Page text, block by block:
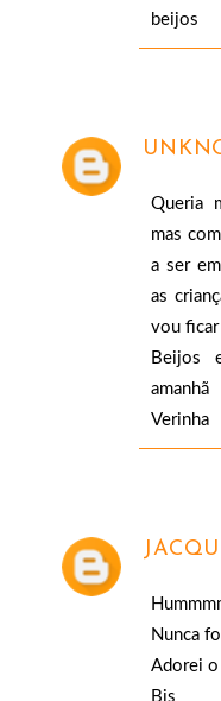
beijos
Queria
mas
a ser
as
vou
Beijos
amanhã
Verinha
Nunca
Adorei
Bjs